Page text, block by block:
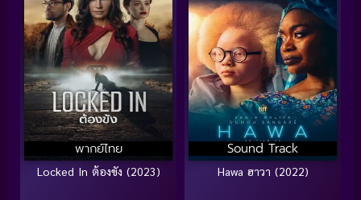
พากย์ไทย
Locked In ต้องขัง (2023)
Sound Track
Hawa ฮาวา (2022)